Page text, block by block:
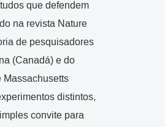
que defendem
na revista Nature
de pesquisadores
(Canadá) e do
Massachusetts
distintos,
convite para